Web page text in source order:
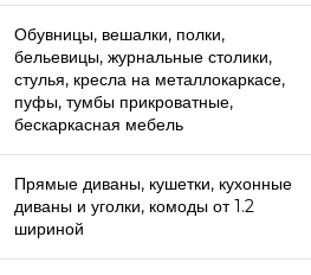
Обувницы, вешалки, полки,
бельевицы, журнальные столики,
стулья, кресла на металлокаркасе,
пуфы, тумбы прикроватные,
бескаркасная мебель
Прямые диваны, кушетки, кухонные
диваны и уголки, комоды от 1.2
шириной